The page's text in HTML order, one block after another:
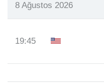
8 Ağustos 2026
19:45